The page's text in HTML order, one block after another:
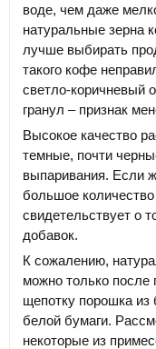
воде, чем даже
натуральные зерна
лучше выбирать
такого кофе
светло-коричневый
гранул – признак
Высокое качество
темные, почти
выпаривания. Если
большое
свидетельствует о
добавок.
К сожалению,
можно только после
щепотку порошка из
белой бумаги.
некоторые из